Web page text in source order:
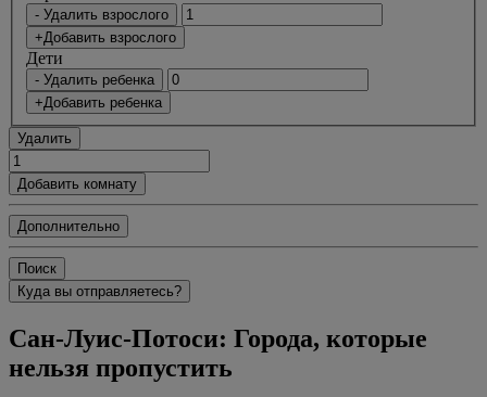
- Удалить взрослого
+Добавить взрослого
Дети
- Удалить ребенка
+Добавить ребенка
Удалить
Добавить комнату
Дополнительно
Поиск
Куда вы отправляетесь?
Сан-Луис-Потоси: Города, которые
нельзя пропустить